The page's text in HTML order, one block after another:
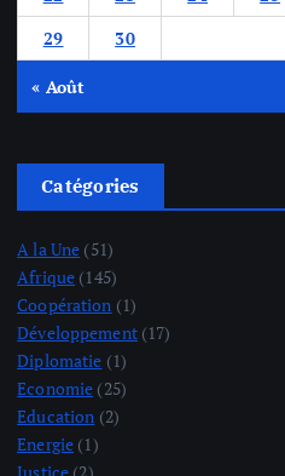
29
30
« Août
Catégories
A la Une (51)
Afrique (145)
Coopération (1)
Développement(17)
Diplomatie (1)
Economie (25)
Education (2)
Energie (1)